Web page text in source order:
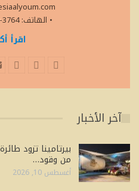
• الهاتف: 3764-1100-6281+
اقرأ
آخر الأخبار
من وقود…
أغسطس 10, 2026